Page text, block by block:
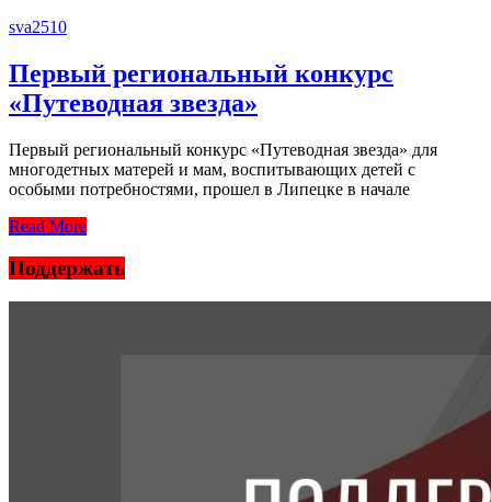
sva2510
Первый региональный конкурс
«Путеводная звезда»
Первый региональный конкурс «Путеводная звезда» для
многодетных матерей и мам, воспитывающих детей с
особыми потребностями, прошел в Липецке в начале
Read More
Поддержать